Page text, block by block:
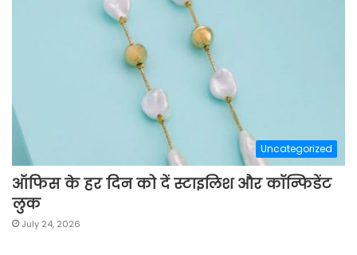
Uncategorized
ऑफिस के हर दिन को दें स्टाइलिश और कॉन्फिडेंट
लुक
July 24, 2026